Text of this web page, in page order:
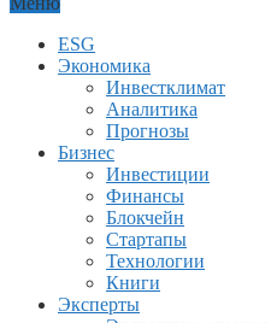
ESG
Экономика
Инвестклимат
Аналитика
Прогнозы
Бизнес
Инвестиции
Финансы
Блокчейн
Стартапы
Технологии
Книги
Эксперты